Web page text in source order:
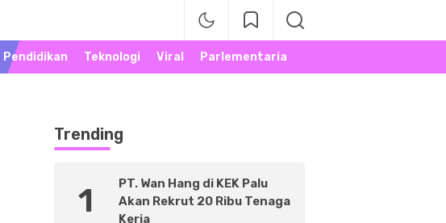
Pendidikan Teknologi Viral Parlementaria
Trending
1
PT. Wan Hang di KEK Palu
Akan Rekrut 20 Ribu Tenaga
Kerja